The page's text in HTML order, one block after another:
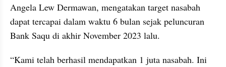
Angela Lew Dermawan, mengatakan target nasabah
dapat tercapai dalam waktu 6 bulan sejak peluncuran
Bank Saqu di akhir November 2023 lalu.
“Kami telah berhasil mendapatkan 1 juta nasabah. Ini